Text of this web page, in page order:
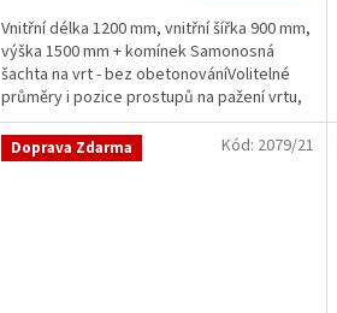
z
5
hvězdiček.
Vnitřní délka 1200 mm, vnitřní šířka 900 mm,
výška 1500 mm + komínek Samonosná
šachta na vrt - bez obetonováníVolitelné
průměry i pozice prostupů na pažení vrtu,
hadice i...
Doprava Zdarma Kód: 2079/21